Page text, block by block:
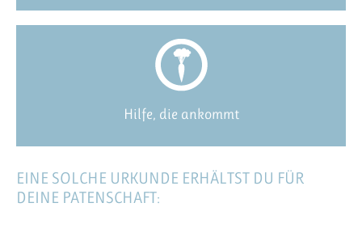
Hilfe, die ankommt
EINE SOLCHE URKUNDE ERHÄLTST DU FÜR
DEINE PATENSCHAFT: